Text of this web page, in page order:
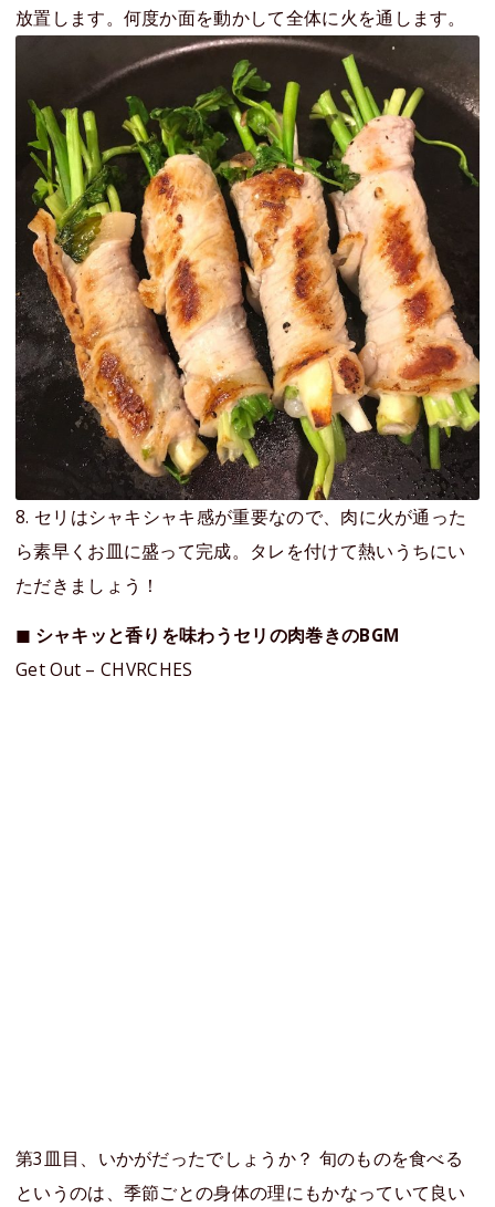
放置します。何度か面を動かして全体に火を通します。
8. セリはシャキシャキ感が重要なので、肉に火が通った
ら素早くお皿に盛って完成。タレを付けて熱いうちにい
ただきましょう！
◼︎ シャキッと香りを味わうセリの肉巻きのBGM
Get Out – CHVRCHES
第3皿目、いかがだったでしょうか？ 旬のものを食べる
というのは、季節ごとの身体の理にもかなっていて良い